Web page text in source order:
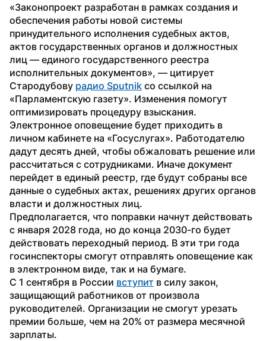
«Законопроект разработан в рамках создания и
обеспечения работы новой системы
принудительного исполнения судебных актов,
актов государственных органов и должностных
лиц — единого государственного реестра
исполнительных документов», — цитирует
Стародубову радио Sputnik со ссылкой на
«Парламентскую газету». Изменения помогут
оптимизировать процедуру взыскания.
Электронное оповещение будет приходить в
личном кабинете на «Госуслугах». Работодателю
дадут десять дней, чтобы обжаловать решение или
рассчитаться с сотрудниками. Иначе документ
перейдет в единый реестр, где будут собраны все
данные о судебных актах, решениях других органов
власти и должностных лиц.
Предполагается, что поправки начнут действовать
с января 2028 года, но до конца 2030-го будет
действовать переходный период. В эти три года
госинспекторы смогут отправлять оповещение как
в электронном виде, так и на бумаге.
С 1 сентября в России вступит в силу закон,
защищающий работников от произвола
руководителей. Организации не смогут урезать
премии больше, чем на 20% от размера месячной
зарплаты.